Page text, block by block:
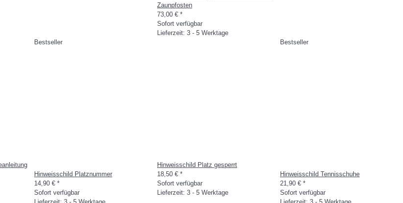
Zaunpfosten
73,00 € *
Sofort verfügbar
Lieferzeit: 3 - 5 Werktage
Bestseller
Hinweisschild Platznummer
14,90 € *
Sofort verfügbar
Hinweisschild Platz gesperrt
18,50 € *
Sofort verfügbar
Lieferzeit: 3 - 5 Werktage
Bestseller
Hinweisschild Tennisschuhe
21,90 € *
Sofort verfügbar